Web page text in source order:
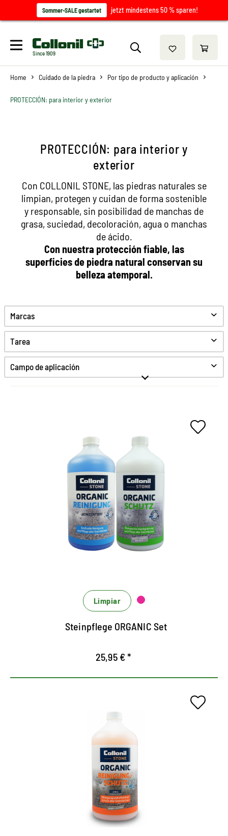
Sommer-SALE gestartet jetzt mindestens 50 % sparen!
Since 1909
Home Cuidado de la piedra Por tipo de producto y aplicación
PROTECCIÓN: para interior y exterior
PROTECCIÓN: para interior y
exterior
Con COLLONIL STONE, las piedras naturales se
limpian, protegen y cuidan de forma sostenible
y responsable, sin posibilidad de manchas de
grasa, suciedad, decoloración, agua o manchas
de ácido.
Con nuestra protección fiable, las
superficies de piedra natural conservan su
belleza atemporal.
Marcas
Tarea
Limpiar
Cuidado
Campo de aplicación
Conjunto de limpieza y
protección para todas las
piedras naturales y artificiales.
El conjunto consta de 1 x limpieza orgánica (1000
ml) y 1 x protección de orgánica (1000 ml)
superficies de todo tipo de piedra en interiores y
Refres las superficies de piedra y ofrece una
protección altamente efectiva a largo plazo.
Limpiar
Steinpflege ORGANIC Set
25,95 € *
La limpieza y protección
universal 2 en 1 para todos los
estilos naturales y artificiales.
Limpieza orgánica sin ácido con función
protectora integrada para todas las piedras